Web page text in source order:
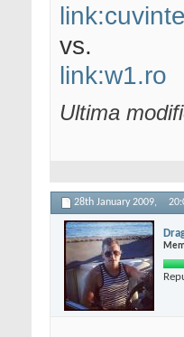
vs.
link:w1.ro
Ultima
28th January 2009,